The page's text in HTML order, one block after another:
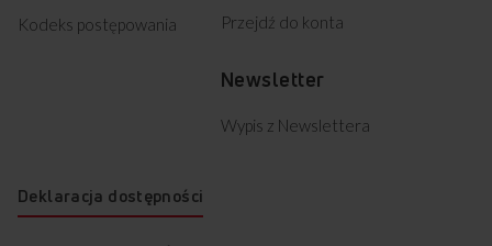
Kodeks postępowania
Przejdź do konta
Newsletter
Wypis z Newslettera
Deklaracja dostępności